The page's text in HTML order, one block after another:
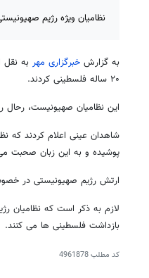
نظامیان ویژه رژیم
به گزارش خبرگزاری مهر به نقل
۲۰ ساله فلسطینی کردند.
این نظامیان صهیونیست، رحال
شاهدان عینی اعلام کردند که
پوشیده و به این زبان صحبت
ارتش رژیم صهیونیستی در
لازم به ذکر است که نظامیان
بازداشت فلسطینی ها می کنند.
کد مطلب4961878